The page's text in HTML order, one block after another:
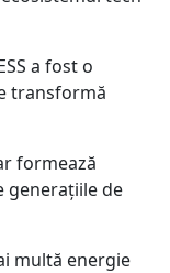
a fost o
transformă
formează
generațiile de
multă energie